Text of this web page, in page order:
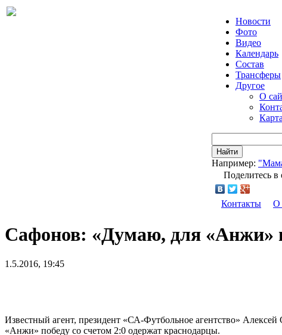
Новости
Фото
Видео
Календарь
Состав
Трансферы
Другое
О
Найти
Например:
Поделитесь в
Контакты О
Сафонов: «Думаю, для «Анжи»
1.5.2016, 19:45
Известный агент, президент «СА-Футбольное агентство» Алексей
«Анжи» победу со счетом 2:0 одержат краснодарцы.